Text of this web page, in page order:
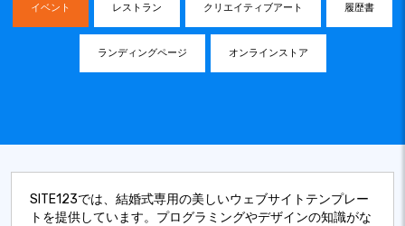
イベント レストラン クリエイティブアート 履歴書
ランディングページ オンラインストア
SITE123では、結婚式専用の美しいウェブサイトテンプレー
トを提供しています。プログラミングやデザインの知識がな